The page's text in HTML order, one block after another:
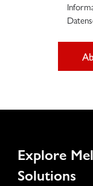
Explore
Solutions